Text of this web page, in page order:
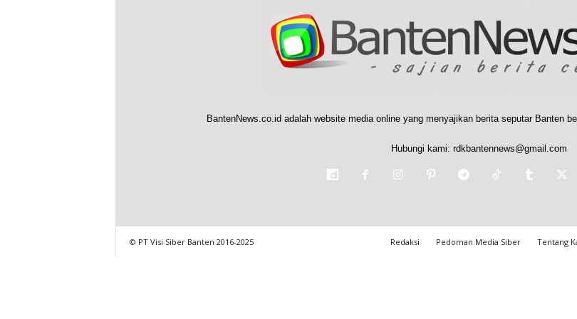
BantenNews.co.id adalah website media online yang menyajikan berita seputar Banten
Hubungi kami: rdkbantennews@gmail.com
Redaksi Pedoman Media Siber Tentang
© PT Visi Siber Banten 2016-2025